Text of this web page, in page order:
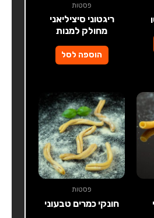
פסטות
ריגטוני סיציליאני
מחולק למנות
הוספה לסל
פסטות
חונקי כמרים טבעוני